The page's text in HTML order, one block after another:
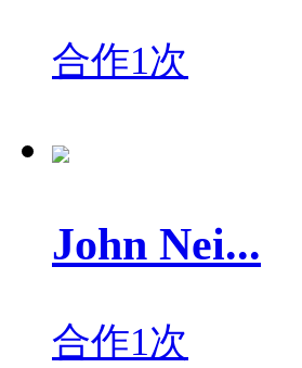
合作1次
John Nei...
合作1次